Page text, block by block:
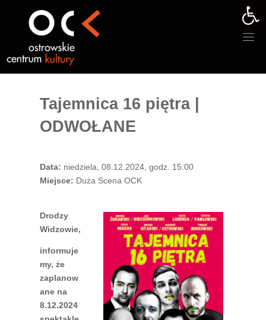
Tajemnica 16 piętra |
ODWOŁANE
Data: niedziela, 08.12.2024, godz. 15:00
Miejsce: Duża Scena OCK
Drodzy
Widzowie,
informuje
my, że
zaplanow
ane na
8.12.2024